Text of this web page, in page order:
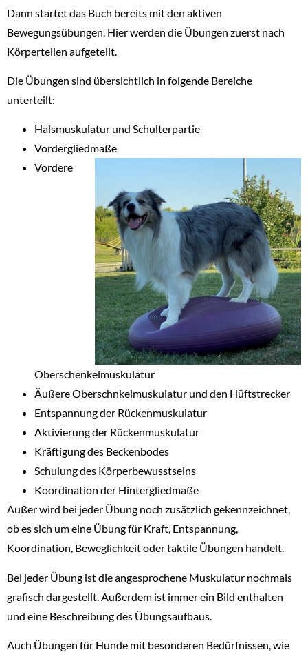
Dann startet das Buch bereits mit den aktiven
Bewegungsübungen. Hier werden die Übungen zuerst nach
Körperteilen aufgeteilt.
Die Übungen sind übersichtlich in folgende Bereiche
unterteilt:
Halsmuskulatur und Schulterpartie
Vordergliedmaße
Vordere
Oberschenkelmuskulatur
Äußere Oberschnkelmuskulatur und den Hüftstrecker
Entspannung der Rückenmuskulatur
Aktivierung der Rückenmuskulatur
Kräftigung des Beckenbodes
Schulung des Körperbewusstseins
Koordination der Hintergliedmaße
Außer wird bei jeder Übung noch zusätzlich gekennzeichnet,
ob es sich um eine Übung für Kraft, Entspannung,
Koordination, Beweglichkeit oder taktile Übungen handelt.
Bei jeder Übung ist die angesprochene Muskulatur nochmals
grafisch dargestellt. Außerdem ist immer ein Bild enthalten
und eine Beschreibung des Übungsaufbaus.
Auch Übungen für Hunde mit besonderen Bedürfnissen, wie